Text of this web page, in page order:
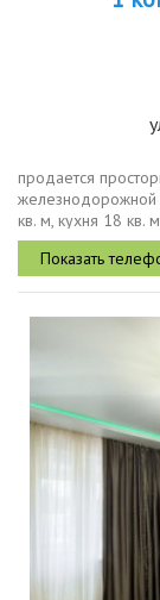
продается
железнодорожной
кв. м, кухня 18 кв.
14этажного дома,
составляет...